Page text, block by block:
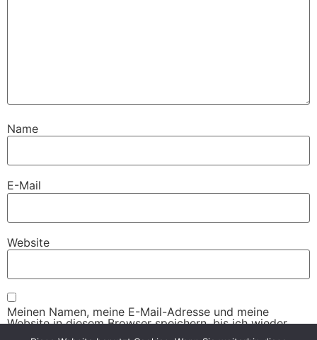
Name
E-Mail
Website
Meinen Namen, meine E-Mail-Adresse und meine
Website in diesem Browser speichern, bis ich wieder
kommentiere.